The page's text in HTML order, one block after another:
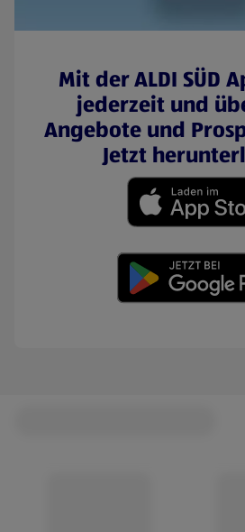
Mit der ALDI SÜD
jederzeit und
Angebote und
Jetzt